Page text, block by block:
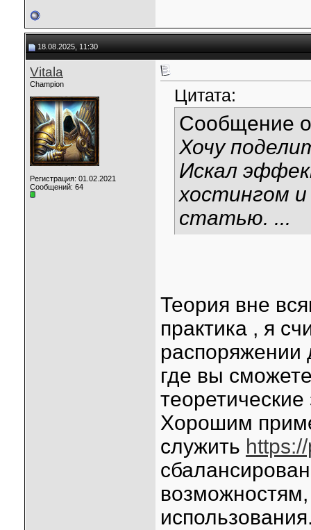
18.08.2025, 11:30
Vitala
Champion
Регистрация: 01.02.2021
Сообщений: 64
Цитата:
Сообщение
Хочу
Искал
хостингом
статью. ...
Теория вне
практика , я
распоряжении
где вы
Хорошим
служить